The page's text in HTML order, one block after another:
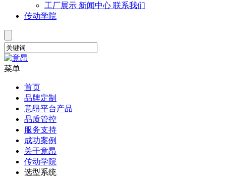
工厂展示 新闻中心 联系我们
传动学院
菜单
首页
品牌定制
意昂平台产品
品质管控
服务支持
成功案例
关于意昂
传动学院
选型系统